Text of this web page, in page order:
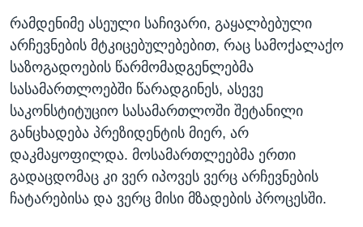
რამდენიმე ასეული საჩივარი, გაყალბებული
არჩევნების მტკიცებულებებით, რაც სამოქალაქო
საზოგადოების წარმომადგენლებმა
სასამართლოებში წარადგინეს, ასევე
საკონსტიტუციო სასამართლოში შეტანილი
განცხადება პრეზიდენტის მიერ, არ
დაკმაყოფილდა. მოსამართლეებმა ერთი
გადაცდომაც კი ვერ იპოვეს ვერც არჩევნების
ჩატარებისა და ვერც მისი მზადების პროცესში.